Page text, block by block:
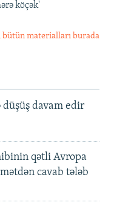
köçək'
bütün materialları burada
davam edir
qətli Avropa
cavab tələb